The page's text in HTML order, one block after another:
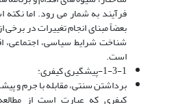
فرآیند به شمار می رود. اما
بعضاً مبنای انجام تغییرات در
شناخت شرایط سیاسی،
است.
1-3-1-پیشگیری کیفری:
برداشتن سنتی، مقابله با جرم و
کیفری که عبارت است از